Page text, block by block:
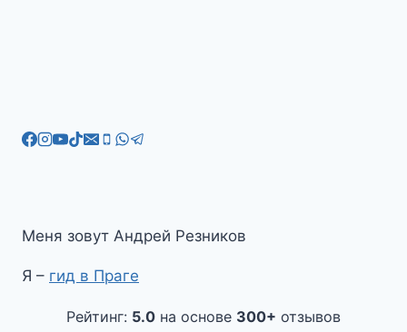
Меня зовут Андрей Резников
Я – гид в Праге
Рейтинг: 5.0 на основе 300+ отзывов